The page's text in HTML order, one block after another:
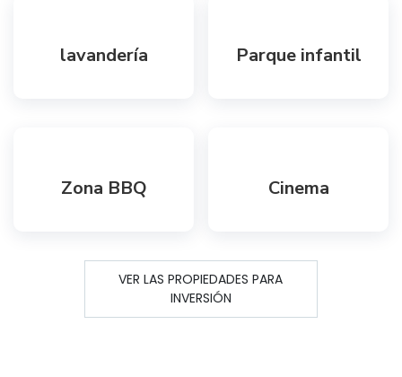
lavandería Parque infantil
Zona BBQ Cinema
VER LAS PROPIEDADES PARA
INVERSIÓN